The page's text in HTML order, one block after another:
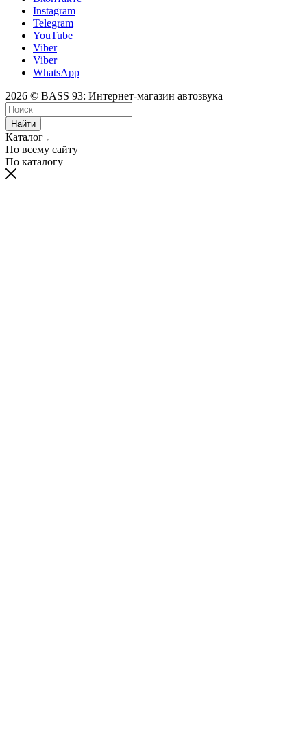
Instagram
Telegram
YouTube
Viber
Viber
WhatsApp
2026 © BASS 93: Интернет-магазин автозвука
Найти
Каталог
По всему сайту
По каталогу